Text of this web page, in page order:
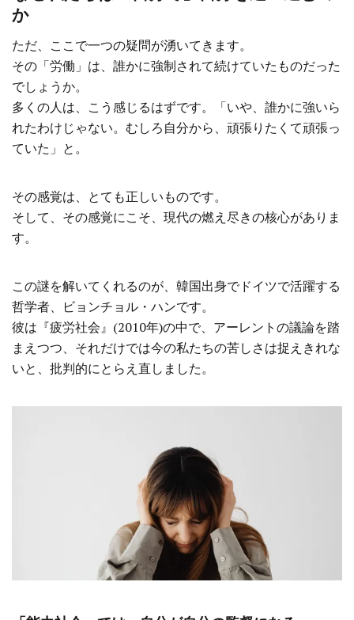
か
ただ、ここで一つの疑問が湧いてきます。
その「労働」は、誰かに強制されて続けていたものだった
でしょうか。
多くの人は、こう感じるはずです。「いや、誰かに強いら
れたわけじゃない。むしろ自分から、頑張りたくて頑張っ
ていた」と。
その感覚は、とても正しいものです。
そして、その感覚にこそ、現代の燃え尽きの核心がありま
す。
この謎を解いてくれるのが、韓国出身でドイツで活躍する
哲学者、ビョンチョル・ハンです。
彼は『疲労社会』(2010年)の中で、アーレントの議論を踏
まえつつ、それだけでは今の私たちの苦しさは捉えきれな
いと、批判的にとらえ直しました。